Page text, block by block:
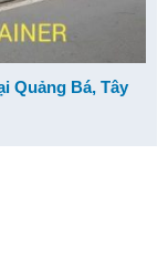
Quảng Bá, Tây